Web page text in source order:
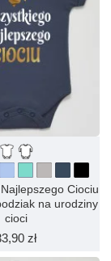
Ciociu
na urodziny
cioci
zł